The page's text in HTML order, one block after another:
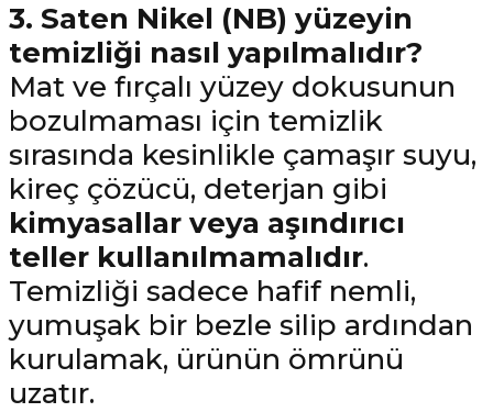
3. Saten Nikel (NB) yüzeyin
temizliği nasıl yapılmalıdır?
Mat ve fırçalı yüzey dokusunun
bozulmaması için temizlik
sırasında kesinlikle çamaşır suyu,
kireç çözücü, deterjan gibi
kimyasallar veya aşındırıcı
teller kullanılmamalıdır.
Temizliği sadece hafif nemli,
yumuşak bir bezle silip ardından
kurulamak, ürünün ömrünü
uzatır.